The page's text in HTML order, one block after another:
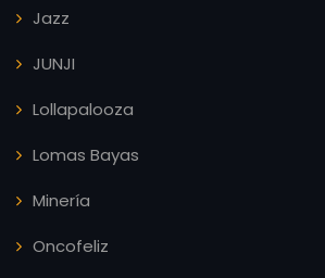
Jazz
JUNJI
Lollapalooza
Lomas Bayas
Minería
Oncofeliz